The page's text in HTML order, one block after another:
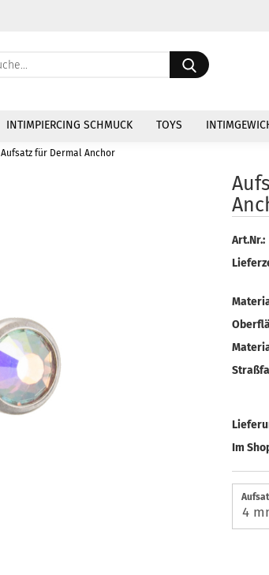
Währung
Suche...
INTIMPIERCING SCHMUCK TOYS
Aufsatz für Dermal Anchor
Art.Nr.:
Im